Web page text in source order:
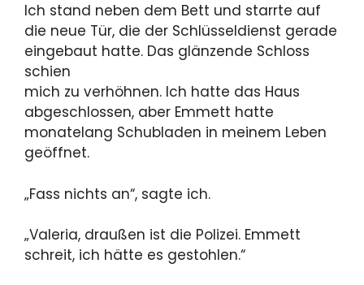
Ich stand neben dem Bett und starrte auf
die neue Tür, die der Schlüsseldienst gerade
eingebaut hatte. Das glänzende Schloss
schien
mich zu verhöhnen. Ich hatte das Haus
abgeschlossen, aber Emmett hatte
monatelang Schubladen in meinem Leben
geöffnet.
„Fass nichts an“, sagte ich.
„Valeria, draußen ist die Polizei. Emmett
schreit, ich hätte es gestohlen.“